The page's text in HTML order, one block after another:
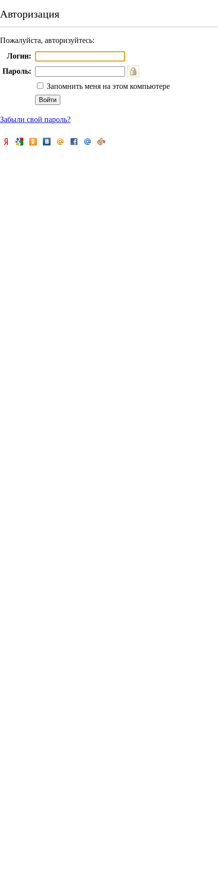
Авторизация
Пожалуйста, авторизуйтесь:
Логин:
Пароль:
Запомнить меня на этом компьютере
Забыли свой пароль?